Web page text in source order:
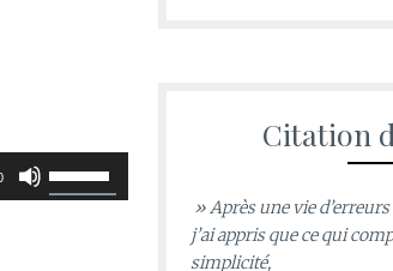
Utilisez
les
Citation
» Après une vie
j’ai appris que ce qui
simplicité,